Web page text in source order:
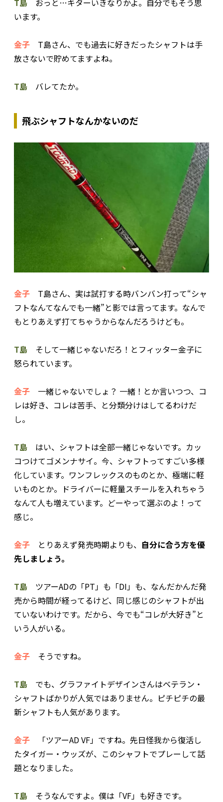
います。
金子 T島さん、でも過去に好きだったシャフトは手
放さないで貯めてますよね。
T島 バレてたか。
飛ぶシャフトなんかないのだ
金子 T島さん、実は試打する時バンバン打って“シャ
フトなんてなんでも一緒”と影では言ってます。なんで
もとりあえず打てちゃうからなんだろうけども。
T島 そして一緒じゃないだろ！とフィッター金子に
怒られています。
金子 一緒じゃないでしょ？ 一緒！とか言いつつ、コ
レは好き、コレは苦手、と分類分けはしてるわけだ
し。
T島 はい、シャフトは全部一緒じゃないです。カッ
コつけてゴメンナサイ。今、シャフトってすごい多様
化しています。ワンフレックスのものとか、極端に軽
いものとか。ドライバーに軽量スチールを入れちゃう
なんて人も増えています。どーやって選ぶのよ！って
感じ。
金子 とりあえず発売時期よりも、 自分に合う方を優
先しましょう。
T島 ツアーADの「PT」も「DI」も、なんだかんだ発
売から時間が経ってるけど、同じ感じのシャフトが出
ていないわけです。だから、今でも“コレが大好き”と
いう人がいる。
金子 そうですね。
T島 でも、グラファイトデザインさんはベテラン・
シャフトばかりが人気ではありません。ピチピチの最
新シャフトも人気があります。
金子 「ツアーAD VF」ですね。先日怪我から復活し
たタイガー・ウッズが、このシャフトでプレーして話
題となりました。
T島 そうなんですよ。僕は「VF」も好きです。